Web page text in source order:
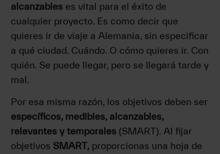
alcanzables es vital para el éxito de
cualquier proyecto. Es como decir que
quieres ir de viaje a Alemania, sin especificar
a qué ciudad. Cuándo. O cómo quieres ir. Con
quién. Se puede llegar, pero se llegará tarde y
mal.
Por esa misma razón, los objetivos deben ser
específicos, medibles, alcanzables,
relevantes y temporales (SMART). Al fijar
objetivos SMART, proporcionas una hoja de